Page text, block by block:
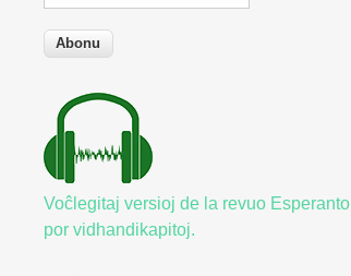
Voĉlegitaj versioj de la revuo Esperanto
por vidhandikapitoj.